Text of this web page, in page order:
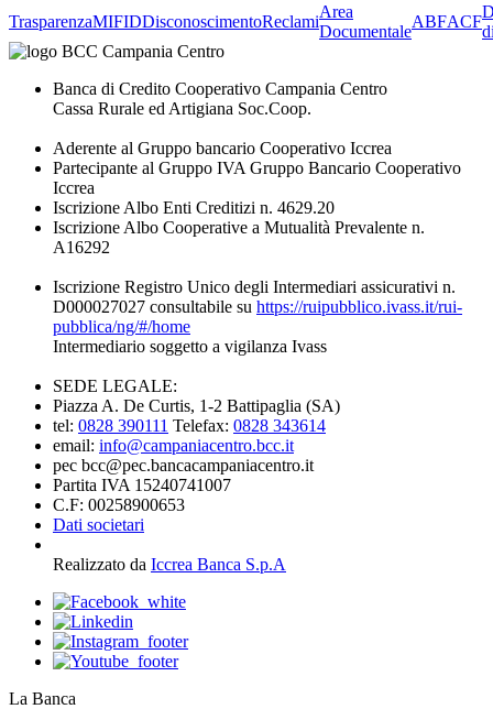
TrasparenzaMIFIDDisconoscimentoReclami
Area
Documentale
ABFACF
Banca di Credito Cooperativo Campania Centro
Cassa Rurale ed Artigiana Soc.Coop.
Aderente al Gruppo bancario Cooperativo Iccrea
Partecipante al Gruppo IVA Gruppo Bancario Cooperativo
Iccrea
Iscrizione Albo Enti Creditizi n. 4629.20
Iscrizione Albo Cooperative a Mutualità Prevalente n.
A16292
Iscrizione Registro Unico degli Intermediari assicurativi n.
D000027027 consultabile su https://ruipubblico.ivass.it/rui-
pubblica/ng/#/home
Intermediario soggetto a vigilanza Ivass
SEDE LEGALE:
Piazza A. De Curtis, 1-2 Battipaglia (SA)
tel: 0828 390111 Telefax: 0828 343614
email: info@campaniacentro.bcc.it
pec bcc@pec.bancacampaniacentro.it
Partita IVA 15240741007
C.F: 00258900653
Dati societari
Realizzato da Iccrea Banca S.p.A
La Banca